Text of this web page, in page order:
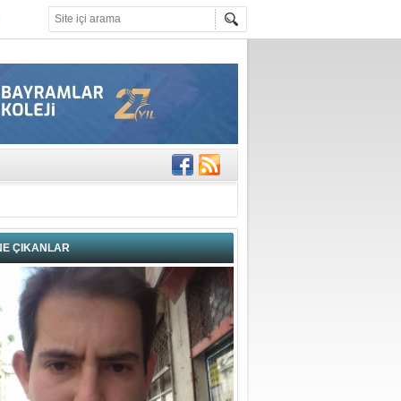
DOĞRU
Ercan Ekşi son
Selahattin
Değerli
10 Nokta
Açıklandı:
ÇIKANLAR